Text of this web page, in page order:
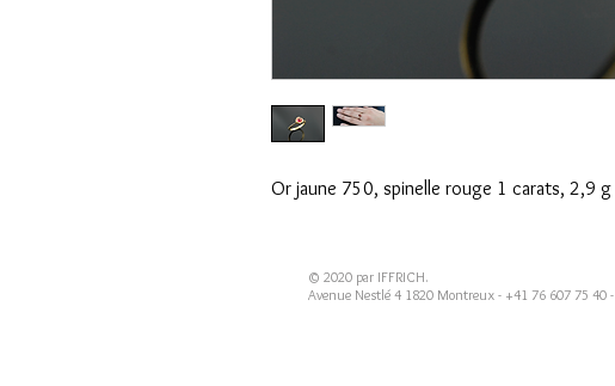
Or jaune 750, spinelle rouge 1 carats, 2,9 g
© 2020 par IFFRICH.
Avenue Nestlé 4 1820 Montreux - +41 76 607 75 40 -